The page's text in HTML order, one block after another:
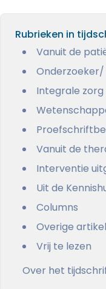
Rubrieken in
Vanuit de
Integrale zorg
Vanuit de
Interventie
Uit de
Columns
Overige
Vrij te lezen
Over het